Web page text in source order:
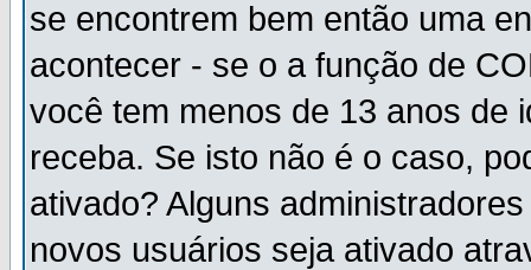
se encontrem bem então uma
acontecer - se o a função de
você tem menos de 13 anos de
receba. Se isto não é o caso,
ativado? Alguns
novos usuários seja ativado